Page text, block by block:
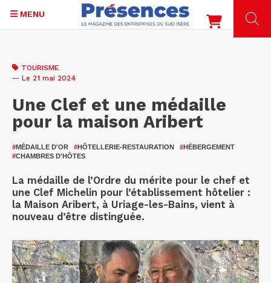
contenu
MENU
TOURISME
— Le 21 mai 2024
Une Clef et une médaille
pour la maison Aribert
#MÉDAILLE D'OR #HÔTELLERIE-RESTAURATION #HÉBERGEMENT
#CHAMBRES D'HÔTES
La médaille de l’Ordre du mérite pour le chef et
une Clef Michelin pour l’établissement hôtelier :
la Maison Aribert, à Uriage-les-Bains, vient à
nouveau d’être distinguée.